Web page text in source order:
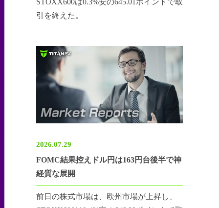
STOXX600は0.3%安の645.01ポイントで取
引を終えた。
2026.07.29
FOMC結果控えドル円は163円台後半で神
経質な展開
前日の株式市場は、欧州市場が上昇し、